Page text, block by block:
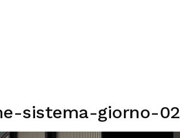
sistema-giorno-02